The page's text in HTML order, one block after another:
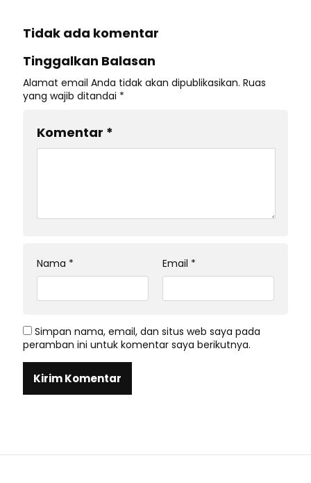
Tidak ada komentar
Tinggalkan Balasan
Alamat email Anda tidak akan dipublikasikan. Ruas
yang wajib ditandai *
Komentar *
Nama * Email *
Simpan nama, email, dan situs web saya pada
peramban ini untuk komentar saya berikutnya.